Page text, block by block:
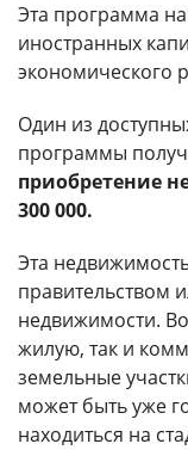
Эта программа
иностранных
экономического
Один из
программы
приобретение
300 000.
Эта
правительством
недвижимости.
жилую, так и
земельные
может быть уже
находиться на